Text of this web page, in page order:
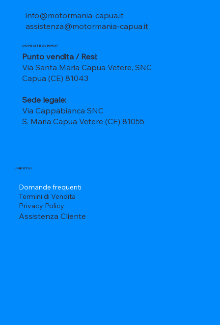
info@motormania-capua.it
assistenza@motormania-capua.it
DOVE CI TROVIAMO?
Punto vendita / Resi:
Via Santa Maria Capua Vetere, SNC
Capua (CE) 81043
Sede legale:
Via Cappabianca SNC
S. Maria Capua Vetere (CE) 81055
LINK UTILI
Domande frequenti
Termini di Vendita
Privacy Policy
Assistenza Cliente